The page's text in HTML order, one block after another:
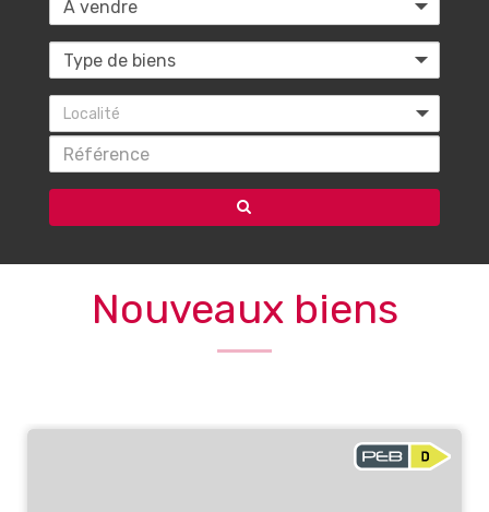
Localité
Nouveaux biens